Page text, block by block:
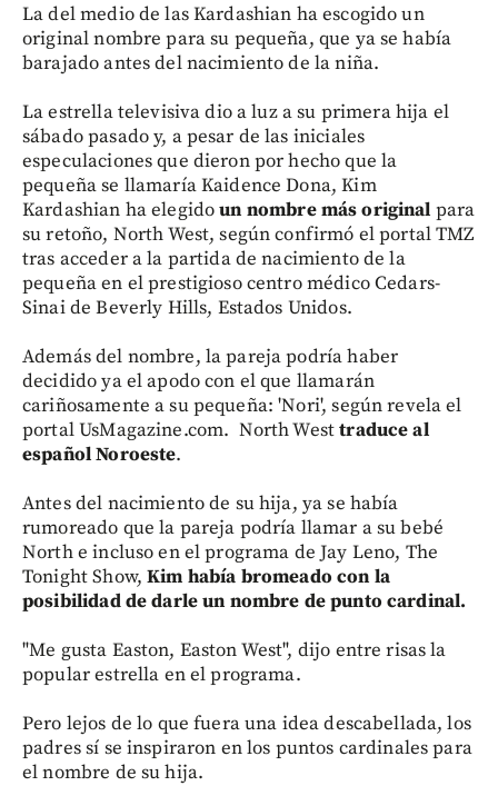
La del medio de las Kardashian ha escogido un
original nombre para su pequeña, que ya se había
barajado antes del nacimiento de la niña.
La estrella televisiva dio a luz a su primera hija el
sábado pasado y, a pesar de las iniciales
especulaciones que dieron por hecho que la
pequeña se llamaría Kaidence Dona, Kim
Kardashian ha elegidoun nombre más original para
su retoño, North West, según confirmó el portal TMZ
tras acceder a la partida de nacimiento de la
pequeña en el prestigioso centro médico Cedars-
Sinai de Beverly Hills, Estados Unidos.
Además del nombre, la pareja podría haber
decidido ya el apodo con el que llamarán
cariñosamente a su pequeña: 'Nori', según revela el
portal UsMagazine.com. North Westtraduce al
español Noroeste.
Antes del nacimiento de su hija, ya se había
rumoreado que la pareja podría llamar a su bebé
North e incluso en el programa de Jay Leno, The
Tonight Show,Kim había bromeado con la
posibilidad de darle un nombre de punto cardinal.
"Me gusta Easton, Easton West", dijo entre risas la
popular estrella en el programa.
Pero lejos de lo que fuera una idea descabellada, los
padres sí se inspiraron en los puntos cardinales para
el nombre de su hija.